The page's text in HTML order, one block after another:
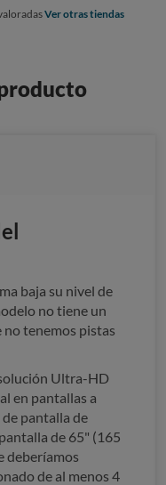
Ver otras tiendas
baja su nivel de
no tiene un
tenemos pistas
Ultra-HD
en pantallas a
pantalla de
de 65" (165
deberíamos
de al menos 4